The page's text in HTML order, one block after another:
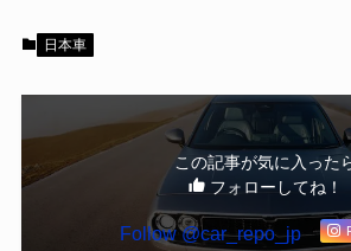
日本車
この記事が気に入った
フォローしてね！
Follow @car_repo_jp